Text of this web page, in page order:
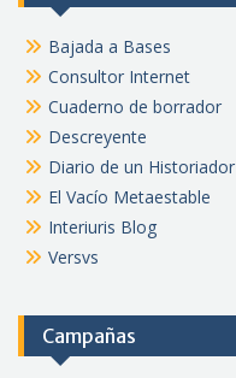
Bajada a Bases
Consultor Internet
Cuaderno de borrador
Descreyente
Diario de un Historiador
El Vacío Metaestable
Interiuris Blog
Versvs
Campañas